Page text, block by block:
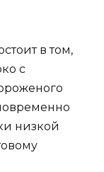
в том,
с
низкой